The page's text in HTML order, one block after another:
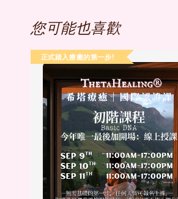
您可能也喜歡
正式踏入療癒的第一步!